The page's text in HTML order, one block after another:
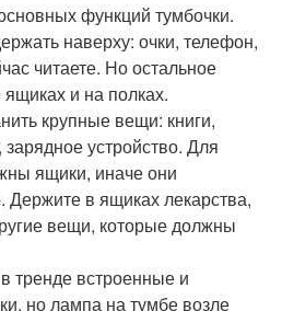
функций тумбочки.
наверху: очки, телефон,
читаете. Но остальное
и на полках.
крупные вещи: книги,
зарядное устройство. Для
ящики, иначе они
Держите в ящиках лекарства,
вещи, которые должны
тренде встроенные и
но лампа на тумбе возле